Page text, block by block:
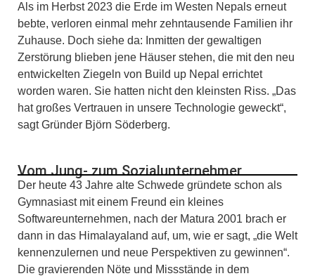
Als im Herbst 2023 die Erde im Westen Nepals erneut
bebte, verloren einmal mehr zehntausende Familien ihr
Zuhause. Doch siehe da: Inmitten der gewaltigen
Zerstörung blieben jene Häuser stehen, die mit den neu
entwickelten Ziegeln von Build up Nepal errichtet
worden waren. Sie hatten nicht den kleinsten Riss. „Das
hat großes Vertrauen in unsere Technologie geweckt“,
sagt Gründer Björn Söderberg.
Vom Jung- zum Sozialunternehmer
Der heute 43 Jahre alte Schwede gründete schon als
Gymnasiast mit einem Freund ein kleines
Softwareunternehmen, nach der Matura 2001 brach er
dann in das Himalayaland auf, um, wie er sagt, „die Welt
kennenzulernen und neue Perspektiven zu gewinnen“.
Die gravierenden Nöte und Missstände in dem